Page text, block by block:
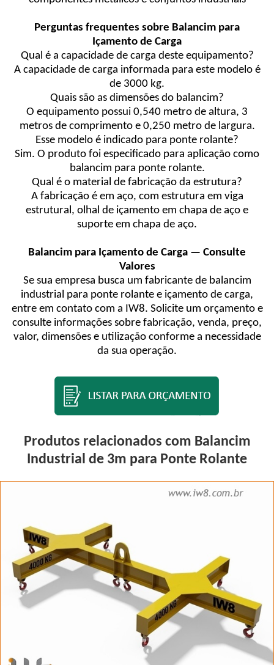
Perguntas frequentes sobre Balancim para
Içamento de Carga
Qual é a capacidade de carga deste equipamento?
A capacidade de carga informada para este modelo é
de 3000 kg.
Quais são as dimensões do balancim?
O equipamento possui 0,540 metro de altura, 3
metros de comprimento e 0,250 metro de largura.
Esse modelo é indicado para ponte rolante?
Sim. O produto foi especificado para aplicação como
balancim para ponte rolante.
Qual é o material de fabricação da estrutura?
A fabricação é em aço, com estrutura em viga
estrutural, olhal de içamento em chapa de aço e
suporte em chapa de aço.
Balancim para Içamento de Carga — Consulte
Valores
Se sua empresa busca um fabricante de balancim
industrial para ponte rolante e içamento de carga,
entre em contato com a IW8. Solicite um orçamento e
consulte informações sobre fabricação, venda, preço,
valor, dimensões e utilização conforme a necessidade
da sua operação.
Produtos relacionados com Balancim
Industrial de 3m para Ponte Rolante